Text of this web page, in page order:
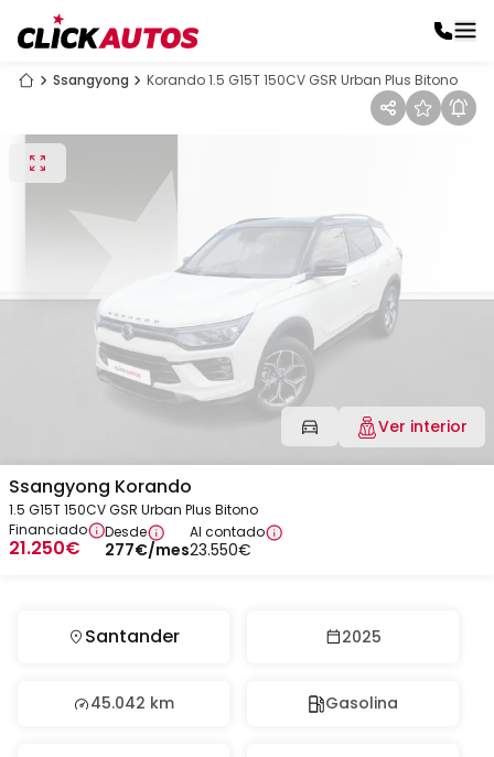
Ssangyong Korando 1.5 G15T 150CV GSR Urban Plus Bitono
Ver interior
Ssangyong Korando
1.5 G15T 150CV GSR Urban Plus Bitono
Financiado
21.250€
Desde
277€/mes
Al contado
23.550€
Santander 2025
45.042 km Gasolina